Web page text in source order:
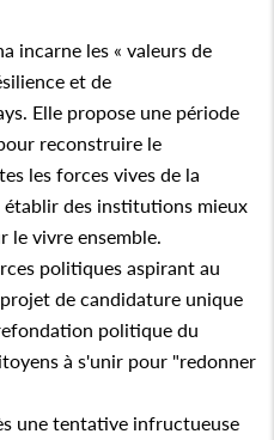
incarne les « valeurs de
et de
Elle propose une période
reconstruire le
les forces vives de la
établir des institutions mieux
le vivre ensemble.
politiques aspirant au
de candidature unique
politique du
à s'unir pour "redonner
une tentative infructueuse